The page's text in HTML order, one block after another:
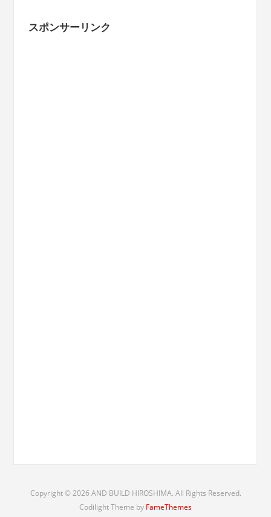
ブ
スポンサーリンク
Copyright © 2026 AND BUILD HIROSHIMA. All Rights Reserved.
Codilight Theme by FameThemes